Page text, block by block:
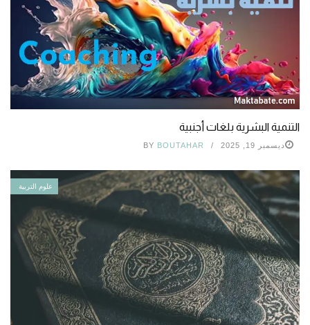
التنمية البشرية بلغات أجنبية
ديسمبر 19, 2025 BY BOUTAHAR
علوم التربية